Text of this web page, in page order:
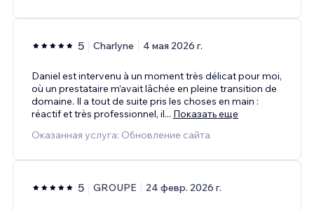
5 Charlyne 4 мая 2026 г.
Daniel est intervenu à un moment très délicat pour moi,
où un prestataire m’avait lâchée en pleine transition de
domaine. Il a tout de suite pris les choses en main :
réactif et très professionnel, il... Показать еще
Оказанная услуга: Обновление сайта
5 GROUPE 24 февр. 2026 г.